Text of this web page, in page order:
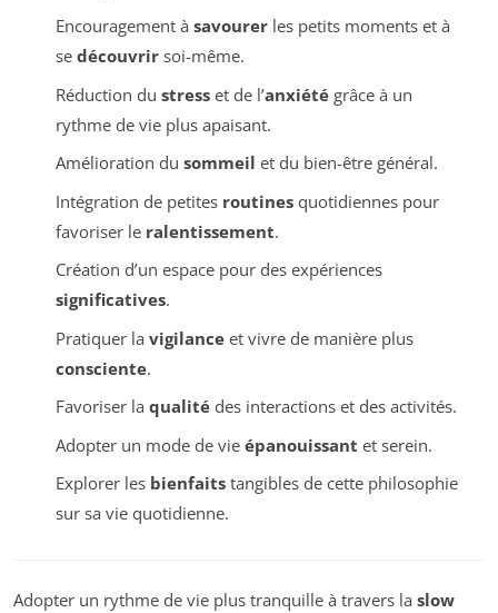
Encouragement à savourerles petits moments et à
se découvrirsoi-même.
Réduction du stresset de l’anxiétégrâce à un
rythme de vie plus apaisant.
Amélioration du sommeil et du bien-être général.
Intégration de petites routinesquotidiennes pour
favoriser le ralentissement.
Création d’un espace pour des expériences
significatives.
Pratiquer la vigilanceet vivre de manière plus
consciente.
Favoriser la qualitédes interactions et des activités.
Adopter un mode de vie épanouissant et serein.
Explorer les bienfaitstangibles de cette philosophie
sur sa vie quotidienne.
Adopter un rythme de vie plus tranquille à travers la slow